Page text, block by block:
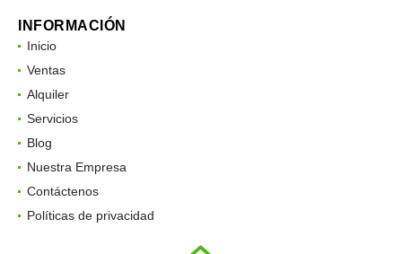
INFORMACIÓN
Inicio
Ventas
Alquiler
Servicios
Blog
Nuestra Empresa
Contáctenos
Políticas de privacidad